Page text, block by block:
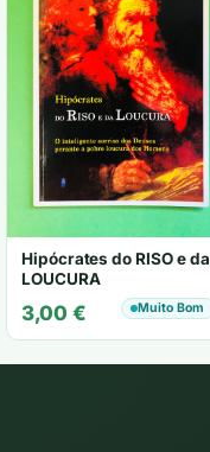
Hipócrates do RISO e da
LOUCURA
3,00 € Muito Bom